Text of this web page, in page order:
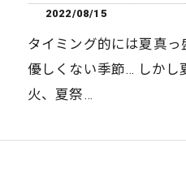
2022/08/15
タイミング的には夏真
優しくない季節… しかし
火、夏祭…